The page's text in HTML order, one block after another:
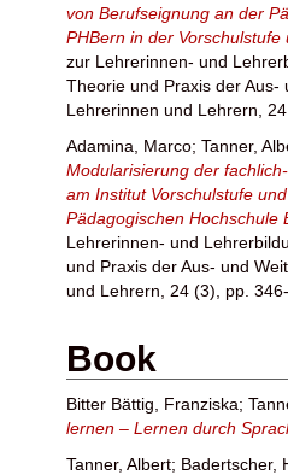
von Berufseignung an der
PHBern in der Vorschulstufe
zur Lehrerinnen- und
Theorie und Praxis der Aus-
Lehrerinnen und Lehrern,
Adamina, Marco; Tanner,
Modularisierung der
am Institut Vorschulstufe
Pädagogischen Hochschule
Lehrerinnen- und
und Praxis der Aus- und
und Lehrern, 24 (3), pp.
Book
Bitter Bättig, Franziska;
lernen – Lernen durch
Tanner, Albert; Badertscher,